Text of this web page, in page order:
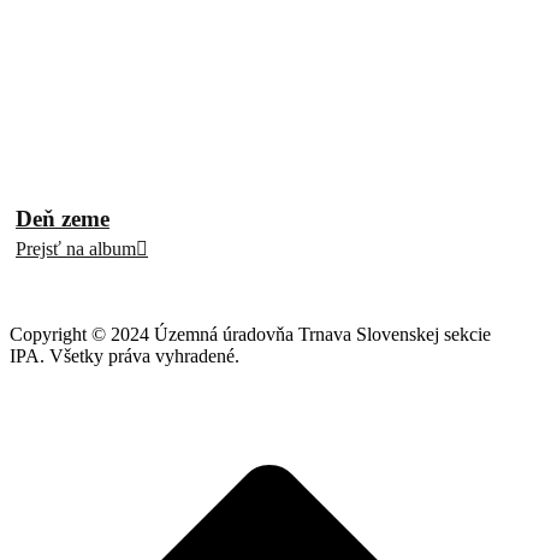
Deň zeme
Prejsť na album
Copyright © 2024 Územná úradovňa Trnava Slovenskej sekcie
IPA. Všetky práva vyhradené.